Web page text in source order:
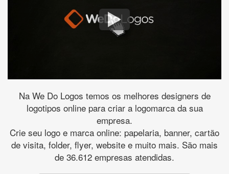
Na We Do Logos temos os melhores designers de
logotipos online para criar a logomarca da sua
empresa.
Crie seu logo e marca online: papelaria, banner, cartão
de visita, folder, flyer, website e muito mais. São mais
de 36.612 empresas atendidas.